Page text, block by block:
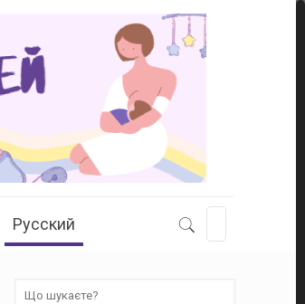
Русский